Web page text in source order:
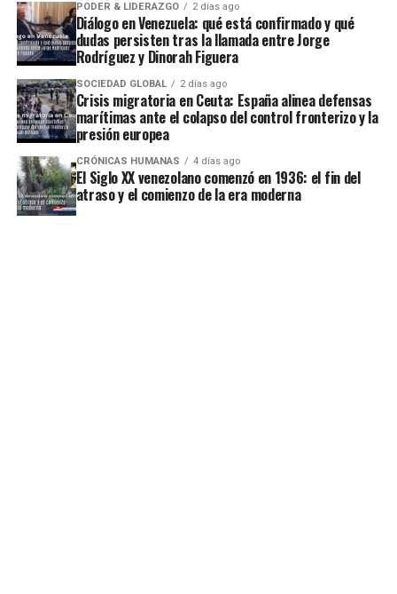
PODER & LIDERAZGO 2 días ago
Diálogo en Venezuela: qué está confirmado y qué
dudas persisten tras la llamada entre Jorge
Rodríguez y Dinorah Figuera
SOCIEDAD GLOBAL 2 días ago
Crisis migratoria en Ceuta: España alinea defensas
marítimas ante el colapso del control fronterizo y la
presión europea
CRÓNICAS HUMANAS 4 días ago
El Siglo XX venezolano comenzó en 1936: el fin del
atraso y el comienzo de la era moderna